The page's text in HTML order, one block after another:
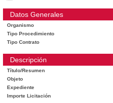
Datos Generales
Organismo
Tipo Procedimiento
Tipo Contrato
Descripción
Título/Resumen
Objeto
Expediente
Importe Licitación